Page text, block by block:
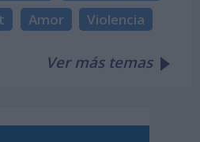
Amor Violencia
Ver más temas